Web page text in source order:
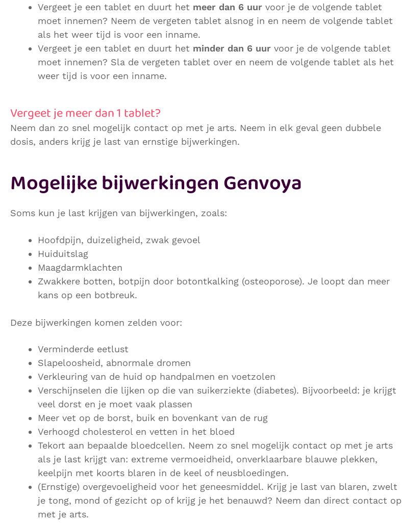
Vergeet je een tablet en duurt het meer dan 6 uur voor je de volgende tablet
moet innemen? Neem de vergeten tablet alsnog in en neem de volgende tablet
als het weer tijd is voor een inname.
Vergeet je een tablet en duurt het minder dan 6 uur voor je de volgende tablet
moet innemen? Sla de vergeten tablet over en neem de volgende tablet als het
weer tijd is voor een inname.
Vergeet je meer dan 1 tablet?
Neem dan zo snel mogelijk contact op met je arts. Neem in elk geval geen dubbele
dosis, anders krijg je last van ernstige bijwerkingen.
Mogelijke bijwerkingen Genvoya
Soms kun je last krijgen van bijwerkingen, zoals:
Hoofdpijn, duizeligheid, zwak gevoel
Huiduitslag
Maagdarmklachten
Zwakkere botten, botpijn door botontkalking (osteoporose). Je loopt dan meer
kans op een botbreuk.
Deze bijwerkingen komen zelden voor:
Verminderde eetlust
Slapeloosheid, abnormale dromen
Verkleuring van de huid op handpalmen en voetzolen
Verschijnselen die lijken op die van suikerziekte (diabetes). Bijvoorbeeld: je krijgt
veel dorst en je moet vaak plassen
Meer vet op de borst, buik en bovenkant van de rug
Verhoogd cholesterol en vetten in het bloed
Tekort aan bepaalde bloedcellen. Neem zo snel mogelijk contact op met je arts
als je last krijgt van: extreme vermoeidheid, onverklaarbare blauwe plekken,
keelpijn met koorts blaren in de keel of neusbloedingen.
(Ernstige) overgevoeligheid voor het geneesmiddel. Krijg je last van blaren, zwelt
je tong, mond of gezicht op of krijg je het benauwd? Neem dan direct contact op
met je arts.